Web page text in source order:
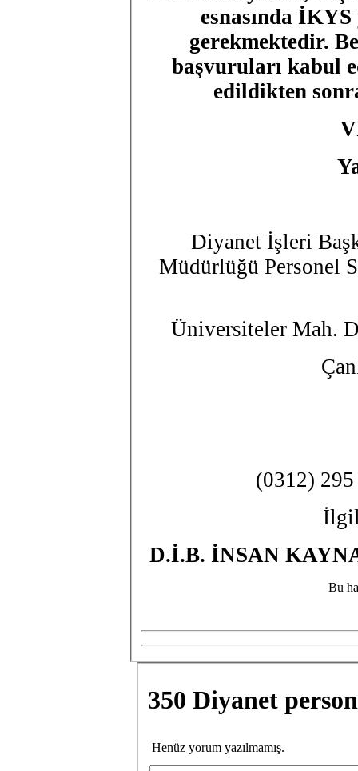
esnasında
gerekmektedir.
başvuruları kabul
edildikten
Diyanet İşleri
Müdürlüğü Personel
Üniversiteler Mah.
(0312)
D.İ.B. İNSAN
Bu